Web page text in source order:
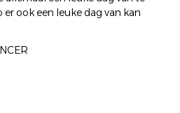
ook een leuke dag van kan